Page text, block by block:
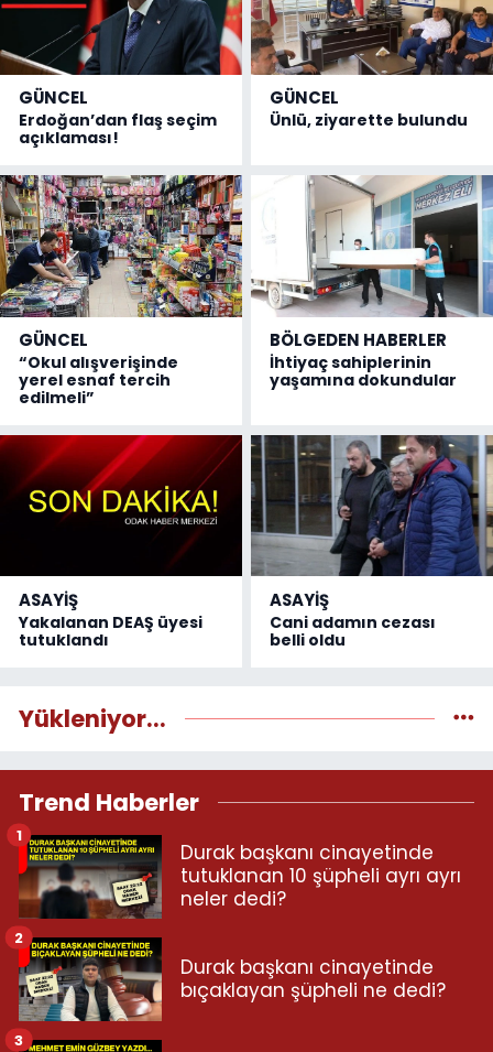
GÜNCEL
Erdoğan’dan flaş seçim
açıklaması!
GÜNCEL
Ünlü, ziyarette bulundu
GÜNCEL
“Okul alışverişinde
yerel esnaf tercih
edilmeli”
BÖLGEDEN HABERLER
İhtiyaç sahiplerinin
yaşamına dokundular
ASAYİŞ
Yakalanan DEAŞ üyesi
tutuklandı
ASAYİŞ
Cani adamın cezası
belli oldu
Yükleniyor...
Trend Haberler
Durak başkanı cinayetinde
tutuklanan 10 şüpheli ayrı ayrı
neler dedi?
1
Durak başkanı cinayetinde
bıçaklayan şüpheli ne dedi?
2
3